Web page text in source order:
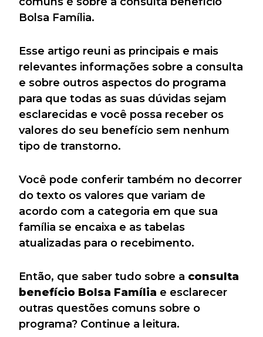
Bolsa Família.
Esse artigo reuni as principais e mais
relevantes informações sobre a consulta
e sobre outros aspectos do programa
para que todas as suas dúvidas sejam
esclarecidas e você possa receber os
valores do seu benefício sem nenhum
tipo de transtorno.
Você pode conferir também no decorrer
do texto os valores que variam de
acordo com a categoria em que sua
família se encaixa e as tabelas
atualizadas para o recebimento.
Então, que saber tudo sobre a consulta
benefício Bolsa Família e esclarecer
outras questões comuns sobre o
programa? Continue a leitura.